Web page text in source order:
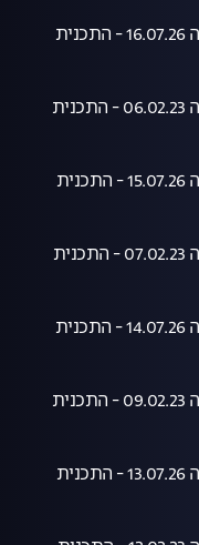
אזור בחירה 16.07.26 - התכנית
אזור בחירה 06.02.23 - התכנית
אזור בחירה 15.07.26 - התכנית
אזור בחירה 07.02.23 - התכנית
אזור בחירה 14.07.26 - התכנית
אזור בחירה 09.02.23 - התכנית
אזור בחירה 13.07.26 - התכנית